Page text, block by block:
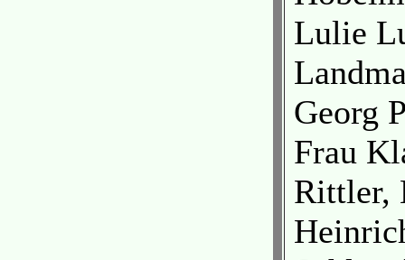
Lulie
Georg
Frau
Rittler,